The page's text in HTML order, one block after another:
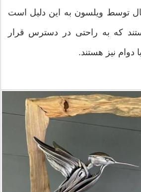
توسط ویلسون به این دلیل است
که به راحتی در دسترس قرار
دوام نیز هستند.